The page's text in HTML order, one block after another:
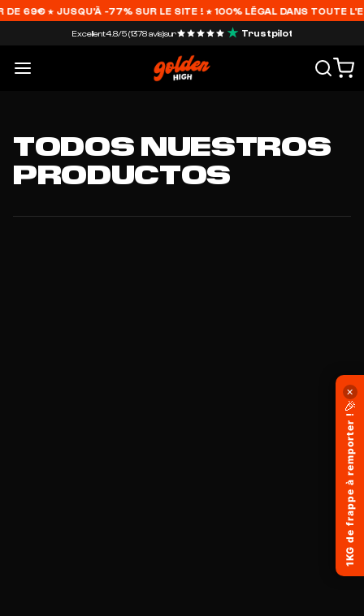
69€ ★ JUSQU'À -77% SUR LE SITE ! ★ 100% LÉGAL DANS TOUTE
Excellent4.8/5 (1378 avis)sur Trustpilot
TODOS NUESTROS
PRODUCTOS
✕
🎉
1KG de frappe à remporter !